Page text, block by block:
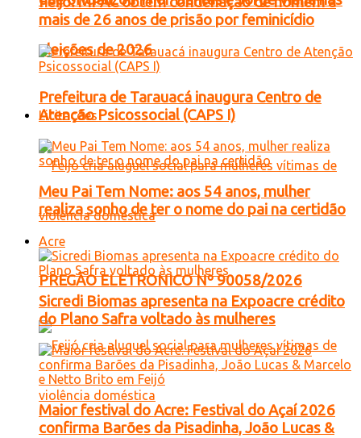
eleições de 2026
Licitações
PREGÃO ELETRONICO Nº 90058/2026
mais de 26 anos de prisão por feminicídio
Prefeitura de Tarauacá inaugura Centro de
Atenção Psicossocial (CAPS I)
Meu Pai Tem Nome: aos 54 anos, mulher
realiza sonho de ter o nome do pai na certidão
Acre
Sicredi Biomas apresenta na Expoacre crédito
do Plano Safra voltado às mulheres
Maior festival do Acre: Festival do Açaí 2026
confirma Barões da Pisadinha, João Lucas &